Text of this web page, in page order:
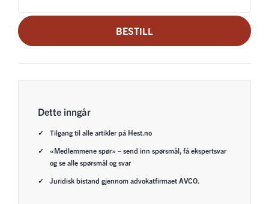
BESTILL
Dette inngår
Tilgang til alle artikler på Hest.no
«Medlemmene spør» – send inn spørsmål, få ekspertsvar
og se alle spørsmål og svar
Juridisk bistand gjennom advokatfirmaet AVCO.